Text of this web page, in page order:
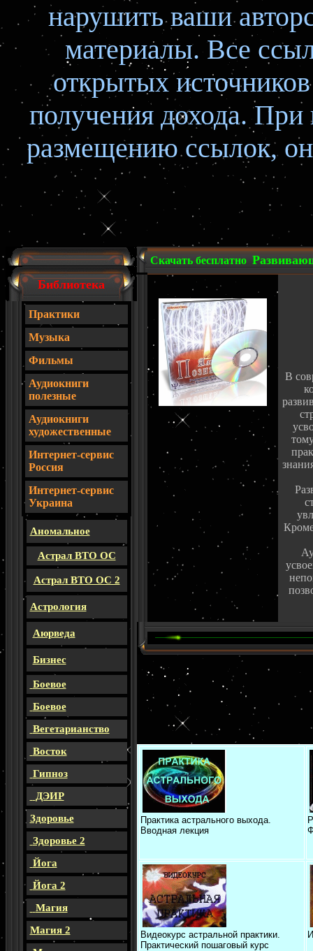
нарушить ваши
материалы. Все
открытых
получения дохода. При
размещению ссылок,
Библиотека
Практики
Музыка
Фильмы
Аудиокниги
полезные
Аудиокниги
художественные
Интернет-сервис
Россия
Интернет-сервис
Украина
Аномальное
Астрал ВТО ОС
Астрал ВТО ОС 2
Астрология
Аюрведа
Бизнес
Боевое
Боевое
Вегетарианство
Восток
Гипноз
ДЭИР
Здоровье
Здоровье 2
Йога
Йога 2
Магия
Магия 2
Скачать бесплатно
В
Практика астрального выхода.
Вводная лекция
Видеокурс астральной практики.
Практический пошаговый курс